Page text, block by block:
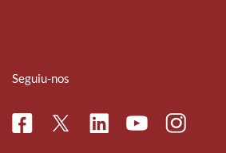
Seguiu-nos
FacebookTwitterLinkedinYoutubeInstagram